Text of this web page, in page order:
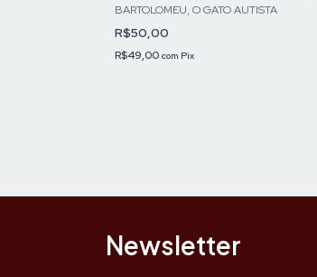
BARTOLOMEU, O GATO AUTISTA
R$50,00
R$49,00 com Pix
Newsletter